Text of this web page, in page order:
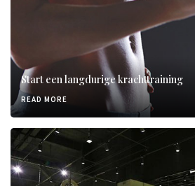
Start een langdurige krachttraining
READ MORE